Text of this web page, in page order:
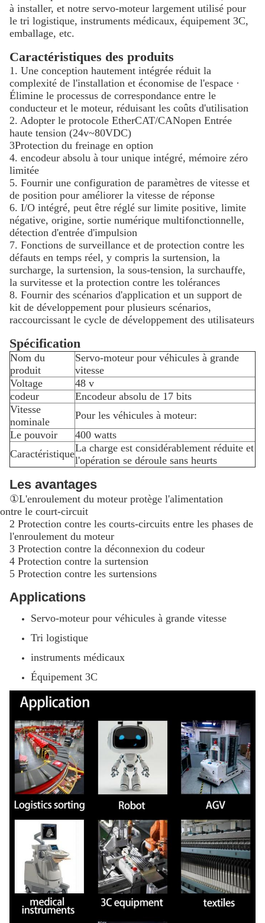
à installer, et notre servo-moteur largement utilisé pour
le tri logistique, instruments médicaux, équipement 3C,
emballage, etc.
Caractéristiques des produits
1. Une conception hautement intégrée réduit la
complexité de l'installation et économise de l'espace ·
Élimine le processus de correspondance entre le
conducteur et le moteur, réduisant les coûts d'utilisation
2. Adopter le protocole EtherCAT/CANopen Entrée
haute tension (24v~80VDC)
3Protection du freinage en option
4. encodeur absolu à tour unique intégré, mémoire zéro
limitée
5. Fournir une configuration de paramètres de vitesse et
de position pour améliorer la vitesse de réponse
6. I/O intégré, peut être réglé sur limite positive, limite
négative, origine, sortie numérique multifonctionnelle,
détection d'entrée d'impulsion
7. Fonctions de surveillance et de protection contre les
défauts en temps réel, y compris la surtension, la
surcharge, la surtension, la sous-tension, la surchauffe,
la survitesse et la protection contre les tolérances
8. Fournir des scénarios d'application et un support de
kit de développement pour plusieurs scénarios,
raccourcissant le cycle de développement des utilisateurs
Spécification
Nom du
produit
Servo-moteur pour véhicules à grande
vitesse
Voltage
48 v
codeur
Encodeur absolu de 17 bits
Vitesse
nominale
Pour les véhicules à moteur:
Le pouvoir
400 watts
CaractéristiqueLa charge est considérablement réduite et
l'opération se déroule sans heurts
Les avantages
①L'enroulement du moteur protège l'alimentation
le court-circuit
2 Protection contre les courts-circuits entre les phases de
l'enroulement du moteur
3 Protection contre la déconnexion du codeur
4 Protection contre la surtension
5 Protection contre les surtensions
Applications
Servo-moteur pour véhicules à grande vitesse
Tri logistique
instruments médicaux
Équipement 3C